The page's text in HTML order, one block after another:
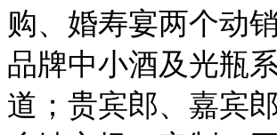
购、婚寿宴两个动
品牌中小酒及光瓶
道；贵宾郎、嘉宾